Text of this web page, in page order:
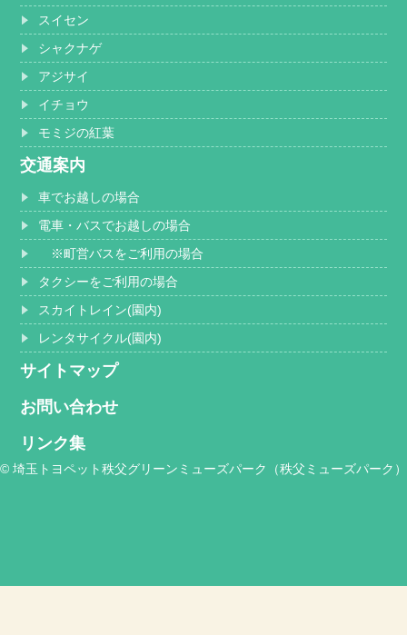
スイセン
シャクナゲ
アジサイ
イチョウ
モミジの紅葉
交通案内
車でお越しの場合
電車・バスでお越しの場合
※町営バスをご利用の場合
タクシーをご利用の場合
スカイトレイン(園内)
レンタサイクル(園内)
サイトマップ
お問い合わせ
リンク集
© 埼玉トヨペット秩父グリーンミューズパーク（秩父ミューズパーク）